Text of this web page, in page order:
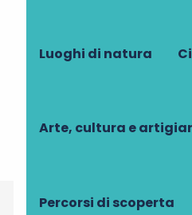
Luoghi di natura
Arte, cultura e
Percorsi di scoperta